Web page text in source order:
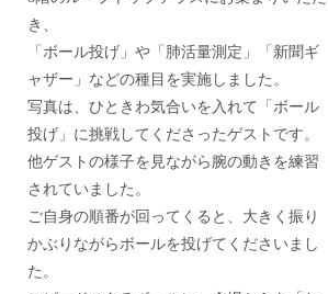
き、
「ボール投げ」や「肺活量測定」「新聞ギ
ャザー」などの種目を実施しました。
写真は、ひときわ気合いを入れて「ボール
投げ」に挑戦してくださったゲストです。
他ゲストの様子を見ながら腕の動きを練習
されていました。
ご自身の順番が回ってくると、大きく振り
かぶりながらボールを投げてくださいまし
た。